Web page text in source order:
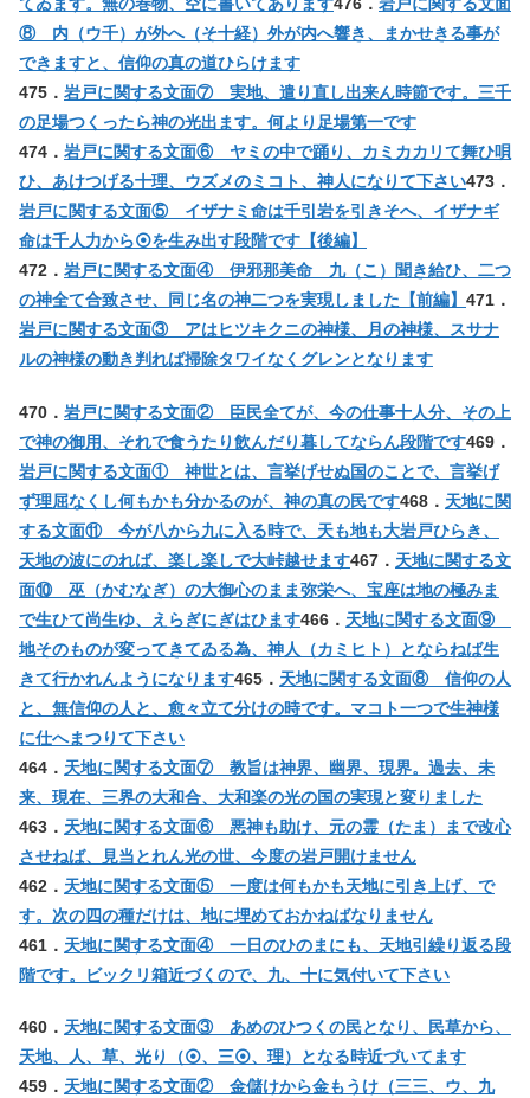
⑧ 内（ウ千）が外へ（そ十経）外が内へ響き、まかせきる事が
できますと、信仰の真の道ひらけます
475． 岩戸に関する文面⑦ 実地、遣り直し出来ん時節です。三千
の足場つくったら神の光出ます。何より足場第一です
474． 岩戸に関する文面⑥ ヤミの中で踊り、カミカカリて舞ひ唄
ひ、あけつげる十理、ウズメのミコト、神人になりて下さい473．
岩戸に関する文面⑤ イザナミ命は千引岩を引きそへ、イザナギ
命は千人力から⦿を生み出す段階です【後編】
472． 岩戸に関する文面④ 伊邪那美命 九（こ）聞き給ひ、二つ
の神全て合致させ、同じ名の神二つを実現しました【前編】 471．
岩戸に関する文面③ アはヒツキクニの神様、月の神様、スサナ
ルの神様の動き判れば掃除タワイなくグレンとなります
470． 岩戸に関する文面② 臣民全てが、今の仕事十人分、その上
で神の御用、それで食うたり飲んだり暮してならん段階です469．
岩戸に関する文面① 神世とは、言挙げせぬ国のことで、言挙げ
ず理屈なくし何もかも分かるのが、神の真の民です468． 天地に関
する文面⑪ 今が八から九に入る時で、天も地も大岩戸ひらき、
天地の波にのれば、楽し楽しで大峠越せます467． 天地に関する文
面⑩ 巫（かむなぎ）の大御心のまま弥栄へ、宝座は地の極みま
で生ひて尚生ゆ、えらぎにぎはひます466． 天地に関する文面⑨
地そのものが変ってきてゐる為、神人（カミヒト）とならねば生
きて行かれんようになります465． 天地に関する文面⑧ 信仰の人
と、無信仰の人と、愈々立て分けの時です。マコト一つで生神様
に仕へまつりて下さい
464． 天地に関する文面⑦ 教旨は神界、幽界、現界。過去、未
来、現在、三界の大和合、大和楽の光の国の実現と変りました
463． 天地に関する文面⑥ 悪神も助け、元の霊（たま）まで改心
させねば、見当とれん光の世、今度の岩戸開けません
462． 天地に関する文面⑤ 一度は何もかも天地に引き上げ、で
す。次の四の種だけは、地に埋めておかねばなりません
461． 天地に関する文面④ 一日のひのまにも、天地引繰り返る段
階です。ビックリ箱近づくので、九、十に気付いて下さい
460． 天地に関する文面③ あめのひつくの民となり、民草から、
天地、人、草、光り（⦿、三⦿、理）となる時近づいてます
459． 天地に関する文面② 金儲けから金もうけ（三三、ウ、九